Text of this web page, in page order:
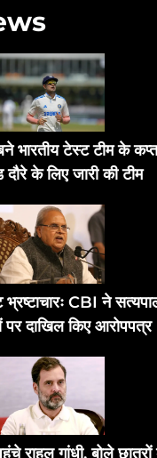
टेस्ट टीम के
दौरे के लिए जारी की टीम
भ्रष्टाचारः CBI ने
पर दाखिल किए आरोपपत्र
राहुल गांधी, बोले